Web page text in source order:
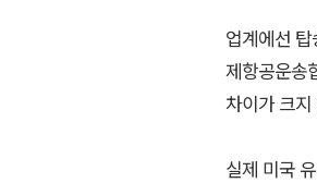
업계에선
제항공운송
차이가 크
실제 미국